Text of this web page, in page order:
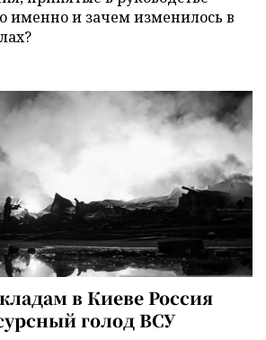
именно и зачем изменилось в
в Киеве Россия
голод ВСУ